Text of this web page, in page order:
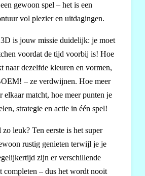
gewoon spel – het is een
vol plezier en uitdagingen.
is jouw missie duidelijk: je moet
voordat de tijd voorbij is! Hoe
naar dezelfde kleuren en vormen,
– ze verdwijnen. Hoe meer
elkaar matcht, hoe meer punten je
strategie en actie in één spel!
leuk? Ten eerste is het super
rustig genieten terwijl je je
zijn er verschillende
completen – dus het wordt nooit